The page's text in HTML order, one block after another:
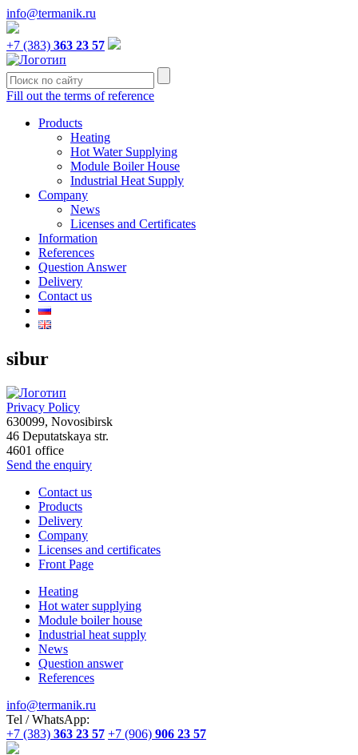
info@termanik.ru
+7 (383) 363 23 57
Fill out the terms of reference
Products
Heating
Hot Water Supplying
Module Boiler House
Industrial Heat Supply
Company
News
Licenses and Certificates
Information
References
Question Answer
Delivery
Contact us
sibur
Privacy Policy
630099, Novosibirsk
46 Deputatskaya str.
4601 office
Send the enquiry
Contact us
Products
Delivery
Company
Licenses and certificates
Front Page
Heating
Hot water supplying
Module boiler house
Industrial heat supply
News
Question answer
References
info@termanik.ru
Tel / WhatsApp:
+7 (383) 363 23 57 +7 (906) 906 23 57